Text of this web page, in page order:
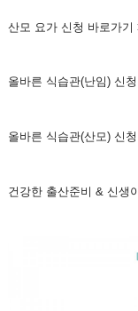
산모 요가 신청 바로가
올바른 식습관(난임) 신
올바른 식습관(산모) 신
건강한 출산준비 & 신생